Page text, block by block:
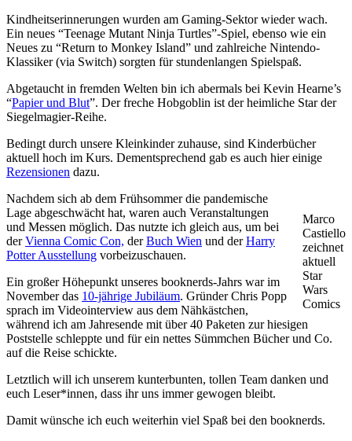
Kindheitserinnerungen wurden am Gaming-Sektor wieder wach.
Ein neues “Teenage Mutant Ninja Turtles”-Spiel, ebenso wie ein
Neues zu “Return to Monkey Island” und zahlreiche Nintendo-
Klassiker (via Switch) sorgten für stundenlangen Spielspaß.
Abgetaucht in fremden Welten bin ich abermals bei Kevin Hearne’s
“Papier und Blut”. Der freche Hobgoblin ist der heimliche Star der
Siegelmagier-Reihe.
Bedingt durch unsere Kleinkinder zuhause, sind Kinderbücher
aktuell hoch im Kurs. Dementsprechend gab es auch hier einige
Rezensionen dazu.
Marco
Castiello
zeichnet
aktuell
Star
Wars
Comics
Nachdem sich ab dem Frühsommer die pandemische
Lage abgeschwächt hat, waren auch Veranstaltungen
und Messen möglich. Das nutzte ich gleich aus, um bei
derVienna Comic Con, derBuch Wien und derHarry
Potter Ausstellung vorbeizuschauen.
Ein großer Höhepunkt unseres booknerds-Jahrs war im
November das 10-jährige Jubiläum. Gründer Chris Popp
sprach im Videointerview aus dem Nähkästchen,
während ich am Jahresende mit über 40 Paketen zur hiesigen
Poststelle schleppte und für ein nettes Sümmchen Bücher und Co.
auf die Reise schickte.
Letztlich will ich unserem kunterbunten, tollen Team danken und
euch Leser*innen, dass ihr uns immer gewogen bleibt.
Damit wünsche ich euch weiterhin viel Spaß bei den booknerds.